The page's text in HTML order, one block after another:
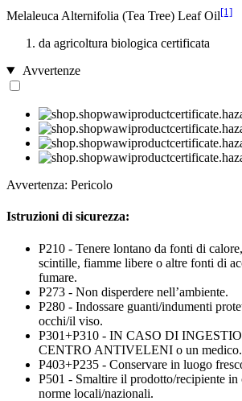
Melaleuca Alternifolia (Tea Tree) Leaf Oil[1]
da agricoltura biologica certificata
Avvertenze
Avvertenza: Pericolo
Istruzioni di sicurezza:
P210 - Tenere lontano da fonti di
scintille, fiamme libere o altre fonti di
fumare.
P273 - Non disperdere nell’ambiente.
P280 - Indossare guanti/indumenti
occhi/il viso.
P301+P310 - IN CASO DI
CENTRO ANTIVELENI o un medico.
P403+P235 - Conservare in luogo
P501 - Smaltire il prodotto/recipiente
norme locali/nazionali.